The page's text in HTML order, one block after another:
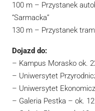
100 m – Przystanek
“Sarmacka”
130 m – Przystanek
Dojazd do:
– Kampus Morasko ok.
– Uniwersytet
– Uniwersytet
– Galeria Pestka – ok.